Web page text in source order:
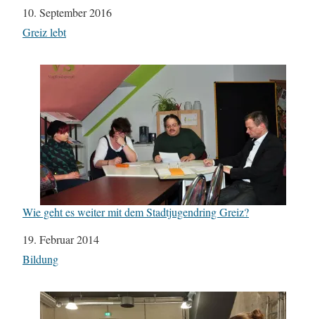
Datum
10. September 2016
In Bezug auf
Greiz lebt
Wie geht es weiter mit dem Stadtjugendring Greiz?
Datum
19. Februar 2014
In Bezug auf
Bildung